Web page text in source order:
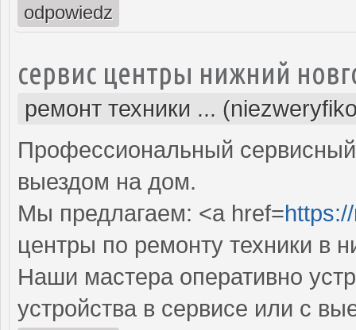
odpowiedz
сервис центры нижний
ремонт техники ...
Профессиональный
выездом на дом.
Мы предлагаем: <a href=
центры по ремонту техники в
Наши мастера оперативно
устройства в сервисе или с